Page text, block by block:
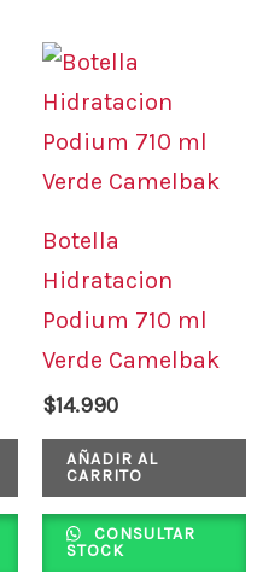
Botella
Hidratacion
Podium 710 ml
Verde Camelbak
$14.990
AÑADIR AL
CARRITO
CONSULTAR
STOCK